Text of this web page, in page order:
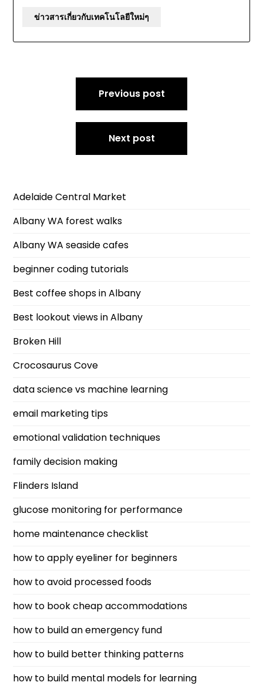
ข่าวสารเกี่ยวกับเทคโนโลยีใหม่ๆ
Previous post
Next post
Adelaide Central Market
Albany WA forest walks
Albany WA seaside cafes
beginner coding tutorials
Best coffee shops in Albany
Best lookout views in Albany
Broken Hill
Crocosaurus Cove
data science vs machine learning
email marketing tips
emotional validation techniques
family decision making
Flinders Island
glucose monitoring for performance
home maintenance checklist
how to apply eyeliner for beginners
how to avoid processed foods
how to book cheap accommodations
how to build an emergency fund
how to build better thinking patterns
how to build mental models for learning